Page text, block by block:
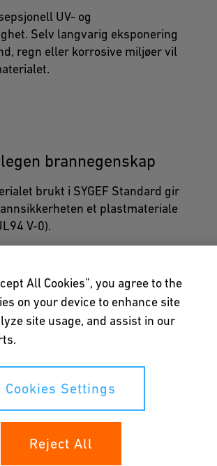
UV- og
Selv langvarig eksponering
regn eller korrosive miljøer vil
brannegenskap
brukt i SYGEF Standard gir
et plastmateriale
V-0).
sveising
produktene er utviklet for å
med GFs spesialutviklede
Den optimale
og dens krav til plass,
og kvalitetskrav.
All Cookies”, you agree to the
on your device to enhance site
site usage, and assist in our
Cookies Settings
Reject All